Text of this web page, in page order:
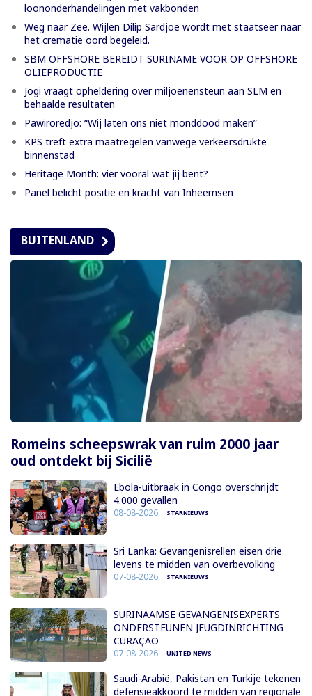
loononderhandelingen met vakbonden
Weg naar Zee. Wijlen Dilip Sardjoe wordt met staatseer naar
het crematie oord begeleid.
SBM OFFSHORE BEREIDT SURINAME VOOR OP OFFSHORE
OLIEPRODUCTIE
Jogi vraagt opheldering over miljoenensteun aan SLM en
behaalde resultaten
Pawiroredjo: “Wij laten ons niet monddood maken”
KPS treft extra maatregelen vanwege verkeersdrukte
binnenstad
Heritage Month: vier vooral wat jij bent?
Panel belicht positie en kracht van Inheemsen
BUITENLAND
Romeins scheepswrak van ruim 2000 jaar
oud ontdekt bij Sicilië
Ebola-uitbraak in Congo overschrijdt
4.000 gevallen
08-08-2026 STARNIEUWS
Sri Lanka: Gevangenisrellen eisen drie
levens te midden van overbevolking
07-08-2026 STARNIEUWS
SURINAAMSE GEVANGENISEXPERTS
ONDERSTEUNEN JEUGDINRICHTING
CURAÇAO
07-08-2026 UNITED NEWS
Saudi-Arabië, Pakistan en Turkije tekenen
defensieakkoord te midden van regionale